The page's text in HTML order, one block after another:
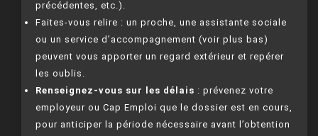
précédentes, etc.).
Faites-vous relire : un proche, une assistante sociale
ou un service d’accompagnement (voir plus bas)
peuvent vous apporter un regard extérieur et repérer
les oublis.
Renseignez-vous sur les délais : prévenez votre
employeur ou Cap Emploi que le dossier est en cours,
pour anticiper la période nécessaire avant l’obtention